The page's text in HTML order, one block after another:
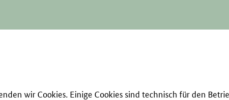
wir Cookies. Einige Cookies sind technisch für den